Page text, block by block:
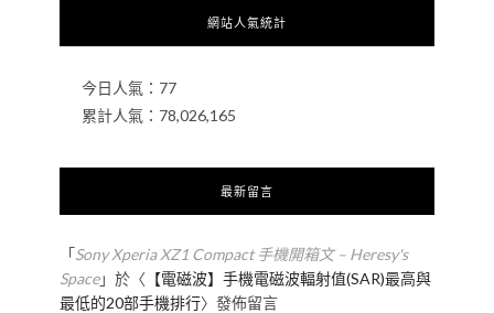
網站人氣統計
今日人氣： 77
累計人氣： 78,026,165
最新留言
「Sony Xperia XZ1 Compact 手機開箱文 – Heresy's
Space」於〈 【電磁波】手機電磁波輻射值(SAR)最高與
最低的20部手機排行〉發佈留言